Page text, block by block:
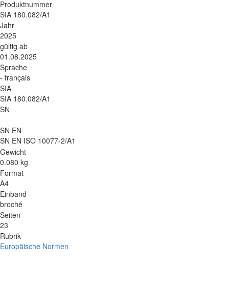
Produktnummer
SIA 180.082/A1
Jahr
2025
gültig ab
01.08.2025
Sprache
- français
SIA
SIA 180.082/A1
SN
SN EN
SN EN ISO 10077-2/A1
Gewicht
0.080 kg
Format
A4
Einband
broché
Seiten
23
Rubrik
Europäische Normen